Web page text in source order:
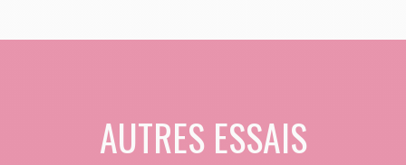
AUTRES ESSAIS